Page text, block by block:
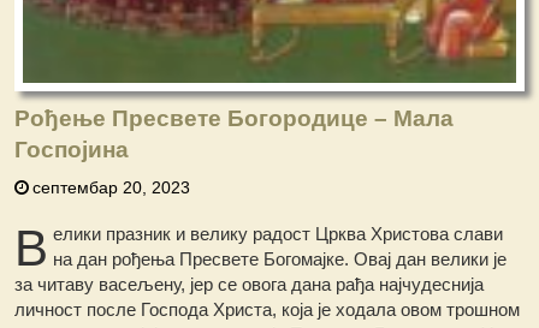
Рођење Пресвете Богородице – Мала
Госпојина
септембар 20, 2023
В елики празник и велику радост Црква Христова слави
на дан рођења Пресвете Богомајке. Овај дан велики је
за читаву васељену, јер се овога дана рађа најчудеснија
личност после Господа Христа, која је ходала овом трошном